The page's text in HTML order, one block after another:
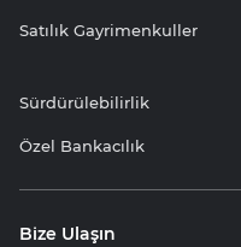
Satılık Gayrimenkuller
Sürdürülebilirlik
Özel Bankacılık
Bize Ulaşın